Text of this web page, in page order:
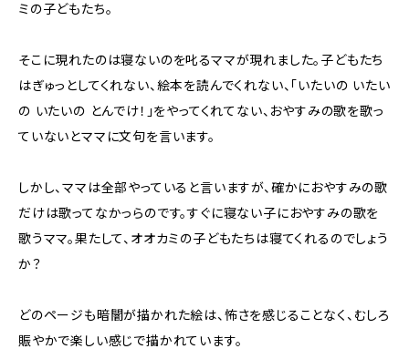
ミの子どもたち。
そこに現れたのは寝ないのを叱るママが現れました。子どもたち
はぎゅっとしてくれない、絵本を読んでくれない、「いたいの いたい
の いたいの とんでけ！」をやってくれてない、おやすみの歌を歌っ
ていないとママに文句を言います。
しかし、ママは全部やっていると言いますが、確かにおやすみの歌
だけは歌ってなかっらのです。すぐに寝ない子におやすみの歌を
歌うママ。果たして、オオカミの子どもたちは寝てくれるのでしょう
か？
どのページも暗闇が描かれた絵は、怖さを感じることなく、むしろ
賑やかで楽しい感じで描かれています。